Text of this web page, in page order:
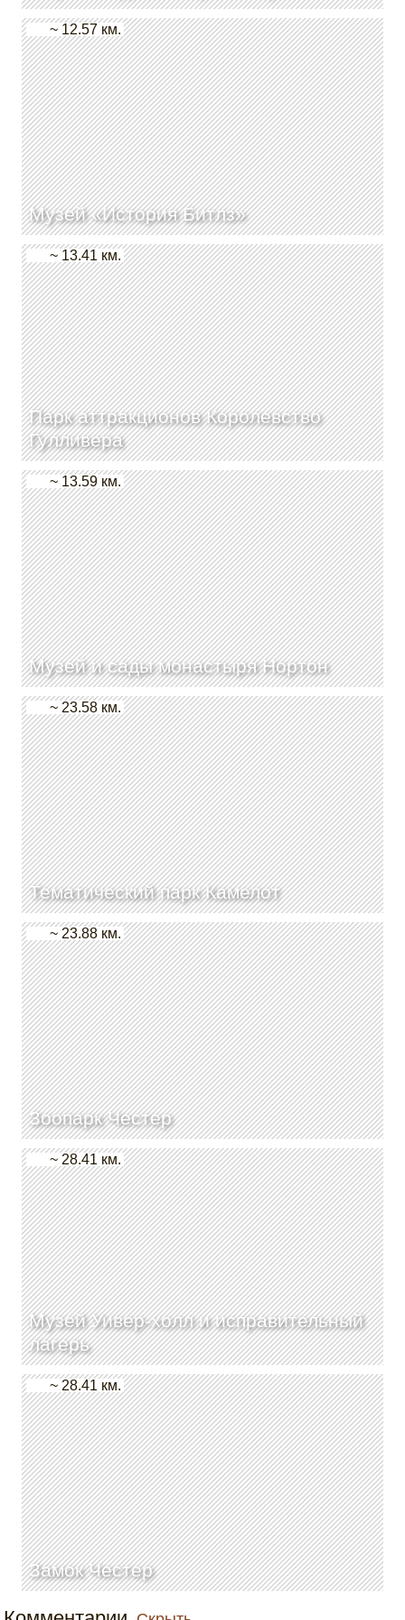
Музей «История Битлз»
~ 12.57 км.
Парк аттракционов Королевство
Гулливера
~ 13.41 км.
Музей и сады монастыря Нортон
~ 13.59 км.
Тематический парк Камелот
~ 23.58 км.
Зоопарк Честер
~ 23.88 км.
Музей Уивер-холл и исправительный
лагерь
~ 28.41 км.
Замок Честер
~ 28.41 км.